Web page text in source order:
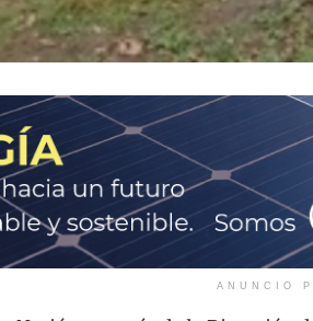
ANUNCIO